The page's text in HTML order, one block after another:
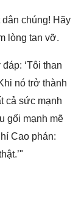
chúng! Hãy
lòng tan vỡ.
‘Tôi than
nó trở thành
cả sức mạnh
gối mạnh mẽ
Cao phán: